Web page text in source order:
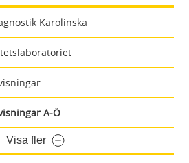
Karolinska
A-Ö
Visa fler